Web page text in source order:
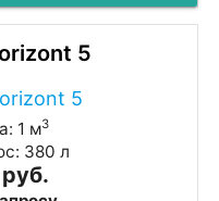
5
1 м3
380 л